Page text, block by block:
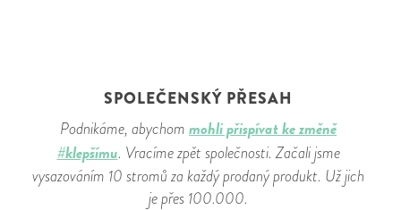
SPOLEČENSKÝ PŘESAH
Podnikáme, abychom mohli přispívat ke změně
#klepšímu. Vracíme zpět společnosti. Začali jsme
vysazováním 10 stromů za každý prodaný produkt. Už jich
je přes 100.000.